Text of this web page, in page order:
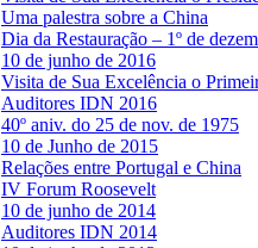
Uma palestra sobre a China
Dia da Restauração – 1º de
10 de junho de 2016
Visita de Sua Excelência o
Auditores IDN 2016
40º aniv. do 25 de nov. de 1975
10 de Junho de 2015
Relações entre Portugal e China
IV Forum Roosevelt
10 de junho de 2014
Auditores IDN 2014